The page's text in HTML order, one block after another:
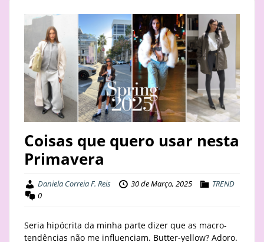
Coisas que quero usar nesta
Primavera
Daniela Correia F. Reis 30 de Março, 2025
TREND
0
Seria hipócrita da minha parte dizer que as macro-
tendências não me influenciam. Butter-yellow? Adoro.
TREND
BEAUTY
PETS
MUSIC
STAY
BUSINESS
ABOUT